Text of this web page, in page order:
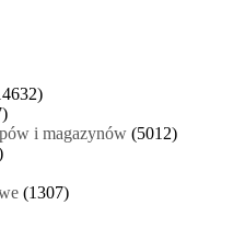
i magazynów (5012)
(1307)